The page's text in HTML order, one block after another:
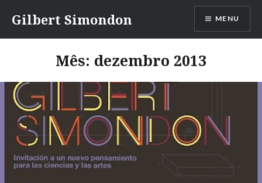
para
conteúdo
Gilbert Simondon MENU
Mês: dezembro 2013